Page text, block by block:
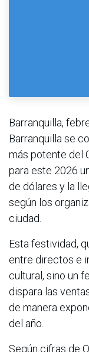
Barranquilla,
Barranquilla se
más potente del
para este 2026
de dólares y la
según los
ciudad.
Esta festividad,
entre directos e
cultural, sino un
dispara las
de manera
del año.
Según cifras de